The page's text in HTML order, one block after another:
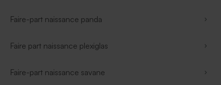
Faire-part naissance panda
Faire part naissance plexiglas
Faire-part naissance savane